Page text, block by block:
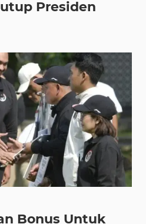
Presiden
Bonus Untuk